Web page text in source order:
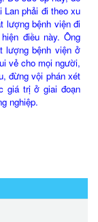
phải đi theo xu
lượng bệnh viện đi
điều này. Ông
lượng bệnh viện ở
vẻ cho mọi người,
đừng vội phán xét
giá trị ở giai đoạn
nghiệp.